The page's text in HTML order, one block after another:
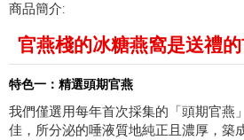
商品簡介:
官燕棧的冰糖燕窩是送禮
特色一：精選頭期官燕
我們僅選用每年首次採集的「頭期官燕
佳，所分泌的唾液質地純正且濃厚，築